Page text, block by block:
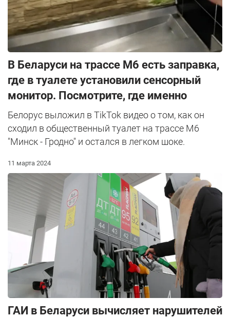
В Беларуси на трассе М6 есть заправка,
где в туалете установили сенсорный
монитор. Посмотрите, где именно
Белорус выложил в TikTok видео о том, как он
сходил в общественный туалет на трассе М6
"Минск - Гродно" и остался в легком шоке.
11 марта 2024
ГАИ в Беларуси вычисляет нарушителей